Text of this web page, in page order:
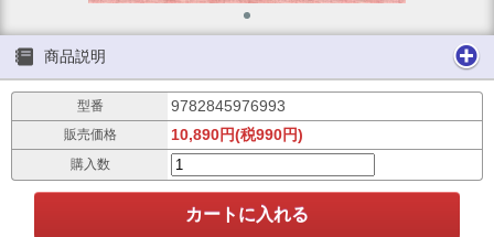
商品説明
型番 9782845976993
販売価格 10,890円(税990円)
購入数